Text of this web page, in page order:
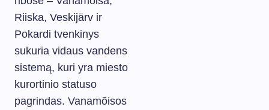
Riiska, Veskijärv ir
Pokardi tvenkinys
sukuria vidaus vandens
sistemą, kuri yra miesto
kurortinio statuso
pagrindas. Vanamõisos